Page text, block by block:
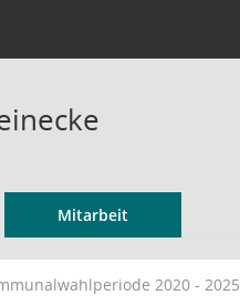
Mitarbeit
2020 - 2025